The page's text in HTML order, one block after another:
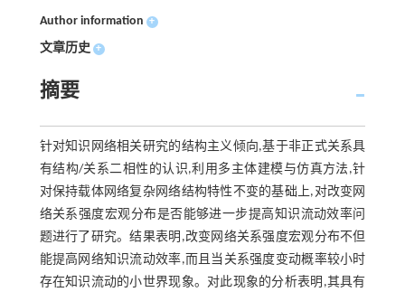
Author information +
文章历史 +
摘要
针对知识网络相关研究的结构主义倾向,基于非正式关系具
有结构/关系二相性的认识,利用多主体建模与仿真方法,针
对保持载体网络复杂网络结构特性不变的基础上,对改变网
络关系强度宏观分布是否能够进一步提高知识流动效率问
题进行了研究。结果表明,改变网络关系强度宏观分布不但
能提高网络知识流动效率,而且当关系强度变动概率较小时
存在知识流动的小世界现象。对此现象的分析表明,其具有